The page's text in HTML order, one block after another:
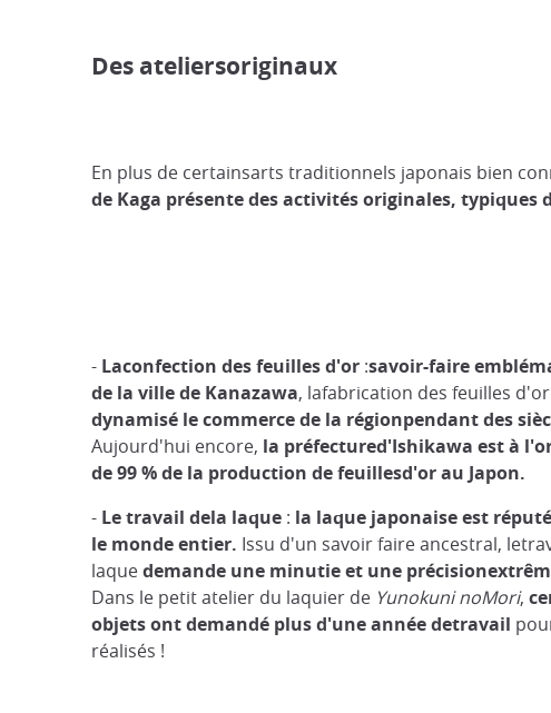
Des ateliersoriginaux
En plus de certainsarts traditionnels japonais bien
de Kaga présentedesactivitésoriginales, typiques
- Laconfection desfeuillesd'or :savoir-faire
de la ville de Kanazawa, lafabrication des feuilles d'or
dynamisé le commerce de la régionpendant des
Aujourd'hui encore, la préfectured'Ishikawa est à
de 99 % de la production de feuillesd'or au Japon.
- Le travail dela laque : la laque japonaise est
le mondeentier. Issu d'un savoir faire ancestral,
laquedemande une minutie et une
Dans le petit atelier du laquier de Yunokuni noMori,
objets ont demandé plus d'une année detravail
réalisés !